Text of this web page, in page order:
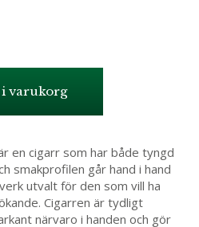
i varukorg
en cigarr som har både tyngd
smakprofilen går hand i hand
utvalt för den som vill ha
Cigarren är tydligt
närvaro i handen och gör